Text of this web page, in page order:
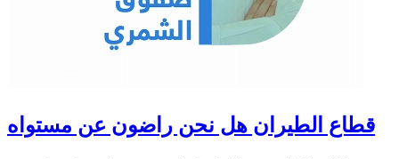
قطاع الطيران هل نحن راضون عن مستواه